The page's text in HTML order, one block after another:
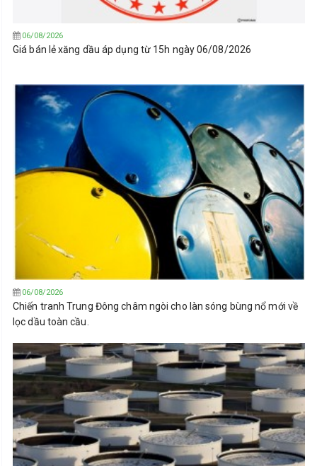
06/08/2026
Giá bán lẻ xăng dầu áp dụng từ 15h ngày 06/08/2026
06/08/2026
Chiến tranh Trung Đông châm ngòi cho làn sóng bùng nổ mới về
lọc dầu toàn cầu.